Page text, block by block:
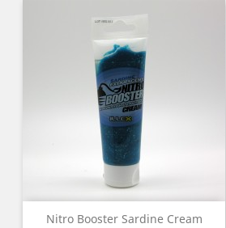
Nitro Booster Sardine Cream